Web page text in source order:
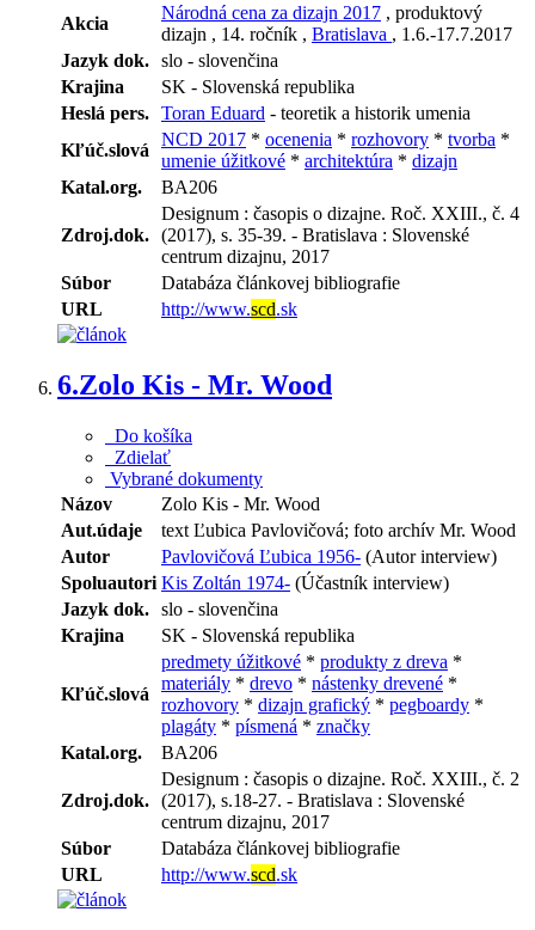
Akcia
Národná cena za dizajn 2017 , produktový
dizajn , 14. ročník , Bratislava , 1.6.-17.7.2017
Jazyk dok. slo - slovenčina
Krajina
SK - Slovenská republika
Heslá pers. Toran Eduard - teoretik a historik umenia
Kľúč.slová
NCD 2017 * ocenenia * rozhovory * tvorba *
umenie úžitkové * architektúra * dizajn
Katal.org.
BA206
Zdroj.dok.
Designum : časopis o dizajne. Roč. XXIII., č. 4
(2017), s. 35-39. - Bratislava : Slovenské
centrum dizajnu, 2017
Súbor
Databáza článkovej bibliografie
URL
http://www.scd.sk
6.Zolo Kis - Mr. Wood
Do košíka
Zdielať
Vybrané dokumenty
Názov
Zolo Kis - Mr. Wood
Aut.údaje
text Ľubica Pavlovičová; foto archív Mr. Wood
Autor
Pavlovičová Ľubica 1956- (Autor interview)
Spoluautori Kis Zoltán 1974- (Účastník interview)
Jazyk dok. slo - slovenčina
Krajina
SK - Slovenská republika
Kľúč.slová
predmety úžitkové * produkty z dreva *
materiály * drevo * nástenky drevené *
rozhovory * dizajn grafický * pegboardy *
plagáty * písmená * značky
Katal.org.
BA206
Zdroj.dok.
Designum : časopis o dizajne. Roč. XXIII., č. 2
(2017), s.18-27. - Bratislava : Slovenské
centrum dizajnu, 2017
Súbor
Databáza článkovej bibliografie
URL
http://www.scd.sk